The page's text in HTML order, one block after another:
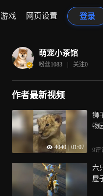
游戏 网页设置 登录
萌宠小茶馆
粉丝1083 | 关注0
作者最新视频
4040 01:07
狮
物
9评
六
屋